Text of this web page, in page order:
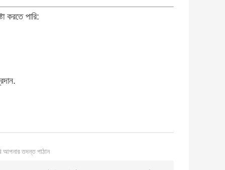
করতে পারি:
আপনার তদন্ত পাঠান